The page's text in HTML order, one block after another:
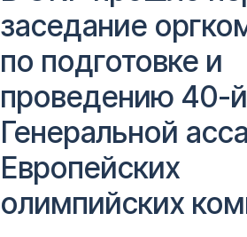
заседание
по подготовке и
проведению 40-й
Генеральной
Европейских
олимпийских